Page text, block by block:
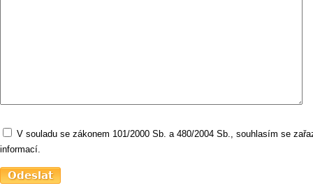
V souladu se zákonem 101/2000 Sb. a 480/2004 Sb., souhlasím se
informací.